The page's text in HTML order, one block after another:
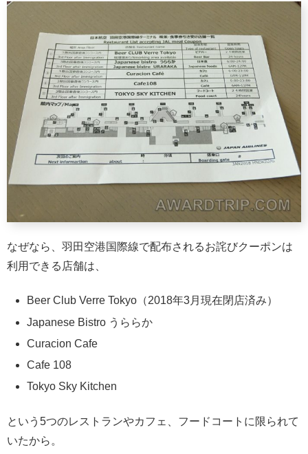
なぜなら、羽田空港国際線で配布されるお詫びクーポンは
利用できる店舗は、
Beer Club Verre Tokyo（2018年3月現在閉店済み）
Japanese Bistro うららか
Curacion Cafe
Cafe 108
Tokyo Sky Kitchen
という5つのレストランやカフェ、フードコートに限られて
いたから。